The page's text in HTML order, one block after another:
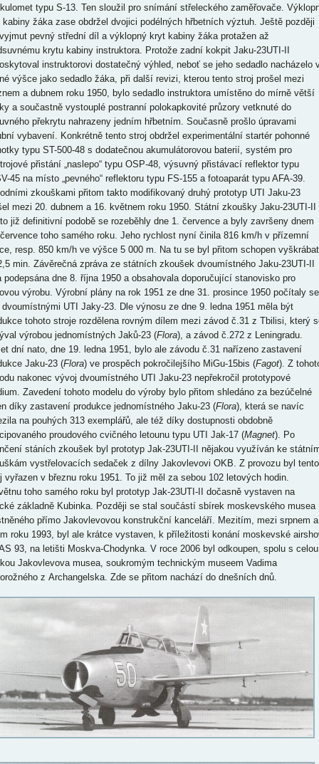
typu S-13. Ten sloužil pro snímání střeleckého zaměřovače.
kabiny žáka zase obdržel dvojici podélných hřbetních výztuh. Ještě později
pevný střední díl a výklopný kryt kabiny žáka protažen až
krytu kabiny instruktora. Protože zadní kokpit Jaku-23UTI-II
instruktorovi dostatečný výhled, neboť se jeho sedadlo nacházelo
výšce jako sedadlo žáka, při další revizi, kterou tento stroj prošel mezi
a dubnem roku 1950, bylo sedadlo instruktora umístěno do mírně větší
a součastně vystouplé postranní polokapkovité průzory vetknuté do
překrytu nahrazeny jedním hřbetním. Současně prošlo úpravami
vybavení. Konkrétně tento stroj obdržel experimentální startér pohonné
typu ST-500-48 s dodatečnou akumulátorovou baterií, systém pro
přistání „naslepo“ typu OSP-48, výsuvný přistávací reflektor typu
45 na místo „pevného“ reflektoru typu FS-155 a fotoaparát typu AFA-39.
zkouškami přitom takto modifikovaný druhý prototyp UTI Jaku-23
mezi 20. dubnem a 16. květnem roku 1950. Státní zkoušky Jaku-23UTI-II
již definitivní podobě se rozeběhly dne 1. července a byly završeny dnem
toho samého roku. Jeho rychlost nyní činila 816 km/h v přízemní
resp. 850 km/h ve výšce 5 000 m. Na tu se byl přitom schopen vyškrábat
min. Závěrečná zpráva ze státních zkoušek dvoumístného Jaku-23UTI-II
podepsána dne 8. října 1950 a obsahovala doporučující stanovisko pro
výrobu. Výrobní plány na rok 1951 ze dne 31. prosince 1950 počítaly se
dvoumístnými UTI Jaky-23. Dle výnosu ze dne 9. ledna 1951 měla být
tohoto stroje rozdělena rovným dílem mezi závod č.31 z Tbilisi, který
výrobou jednomístných Jaků-23 (Flora), a závod č.272 z Leningradu.
dní nato, dne 19. ledna 1951, bylo ale závodu č.31 nařízeno zastavení
Jaku-23 (Flora) ve prospěch pokročilejšího MiGu-15bis (Fagot). Z
nakonec vývoj dvoumístného UTI Jaku-23 nepřekročil prototypové
Zavedení tohoto modelu do výroby bylo přitom shledáno za bezúčelné
díky zastavení produkce jednomístného Jaku-23 (Flora), která se navíc
na pouhých 313 exemplářů, ale též díky dostupnosti obdobně
proudového cvičného letounu typu UTI Jak-17 (Magnet). Po
stáních zkoušek byl prototyp Jak-23UTI-II nějakou využíván ke
vystřelovacích sedaček z dílny Jakovlevovi OKB. Z provozu byl tento
vyřazen v březnu roku 1951. To již měl za sebou 102 letových hodin.
toho samého roku byl prototyp Jak-23UTI-II dočasně vystaven na
základně Kubinka. Později se stal součástí sbírek moskevského musea
přímo Jakovlevovou konstrukční kanceláří. Mezitím, mezi srpnem a
roku 1993, byl ale krátce vystaven, k příležitosti konání moskevské
93, na letišti Moskva-Chodynka. V roce 2006 byl odkoupen, spolu s celou
Jakovlevova musea, soukromým technickým museem Vadima
z Archangelska. Zde se přitom nachází do dnešních dnů.